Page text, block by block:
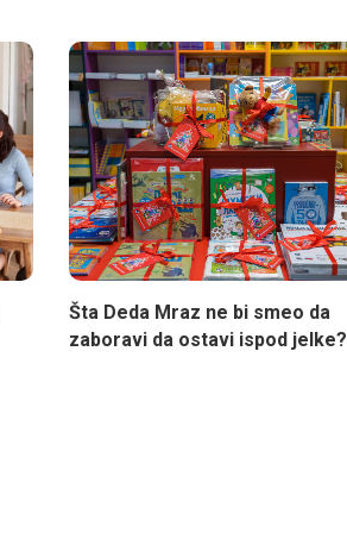
Šta Deda Mraz ne bi smeo da
zaboravi da ostavi ispod jelke?